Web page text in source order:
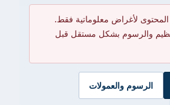
المحتوى لأغراض معلوماتية فقط.
والرسوم بشكل مستقل قبل
الرسوم والعمولات